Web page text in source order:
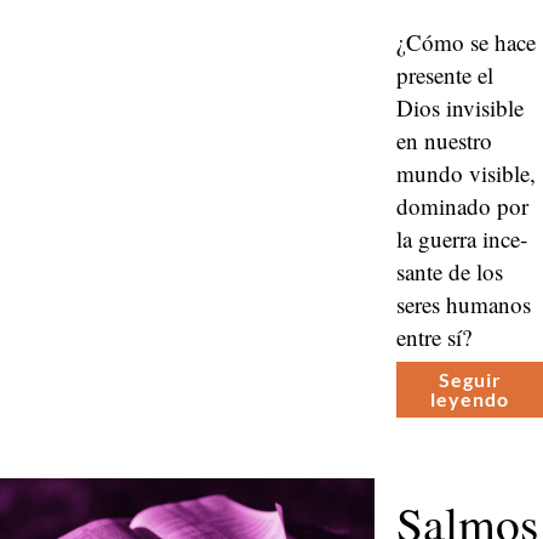
¿Cómo se hace
pre­sente el
Dios invis­i­ble
en nue­stro
mun­do vis­i­ble,
dom­i­na­do por
la guer­ra ince­
sante de los
seres humanos
entre sí?
Seguir
leyen­do
Salmos